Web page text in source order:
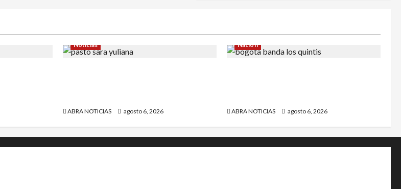
Noticias
ABRA NOTICIAS agosto 6, 2026
Nación
ABRA NOTICIAS agosto 6, 2026